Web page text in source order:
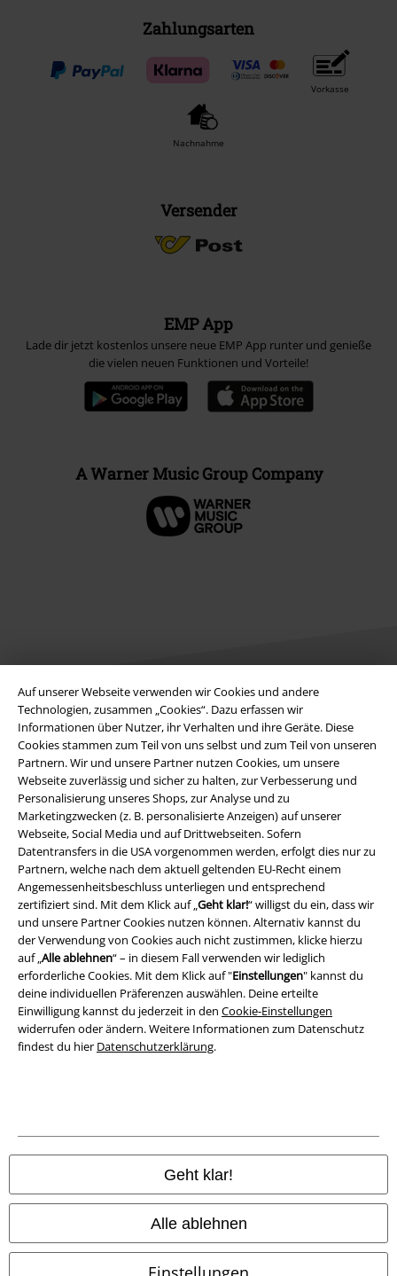
Auf unserer Webseite verwenden wir Cookies und andere
Technologien, zusammen „Cookies“. Dazu erfassen wir
Informationen über Nutzer, ihr Verhalten und ihre Geräte. Diese
Cookies stammen zum Teil von uns selbst und zum Teil von unseren
Partnern. Wir und unsere Partner nutzen Cookies, um unsere
Webseite zuverlässig und sicher zu halten, zur Verbesserung und
Personalisierung unseres Shops, zur Analyse und zu
Marketingzwecken (z. B. personalisierte Anzeigen) auf unserer
Webseite, Social Media und auf Drittwebseiten. Sofern
Datentransfers in die USA vorgenommen werden, erfolgt dies nur zu
Partnern, welche nach dem aktuell geltenden EU-Recht einem
Angemessenheitsbeschluss unterliegen und entsprechend
zertifiziert sind. Mit dem Klick auf „Geht klar!“ willigst du ein, dass wir
und unsere Partner Cookies nutzen können. Alternativ kannst du
der Verwendung von Cookies auch nicht zustimmen, klicke hierzu
auf „Alle ablehnen“ – in diesem Fall verwenden wir lediglich
erforderliche Cookies. Mit dem Klick auf "Einstellungen" kannst du
deine individuellen Präferenzen auswählen. Deine erteilte
Einwilligung kannst du jederzeit in den Cookie-Einstellungen
widerrufen oder ändern. Weitere Informationen zum Datenschutz
findest du hier Datenschutzerklärung.
Geht klar!
Alle ablehnen
Zahlungsarten
Vorkasse
Nachnahme
Versender
EMP App
Lade dir jetzt kostenlos unsere neue EMP App runter und genieße
die vielen neuen Funktionen und Vorteile!
A Warner Music Group Company
Rechtliches
AGB
Impressum
Datenschutz
Entsorgung und Umweltschutz
Konformitätserklärung
Information zur Barrierefreiheit
Cookie-Einstellungen
Vertrag widerrufen
EMP Online Shops